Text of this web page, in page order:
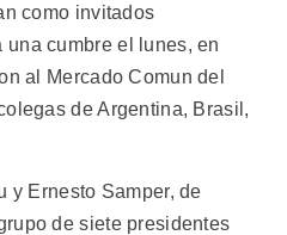
como invitados
cumbre el lunes, en
al Mercado Comun del
de Argentina, Brasil,
y Ernesto Samper, de
de siete presidentes